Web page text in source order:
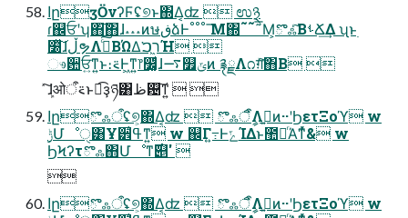
اըӡӦνʔϜʢ୭ͱ΍Δ͔ʣ  ಉ྅
ɾ஌ਓʹʮ΋͠΋ɺ˔˔˔ͷษڧձͰ˚˚˚ ͞Μ΍˜˜˜͞Μ͕ొஃͨ͠ΒࢀՃ͢Δ ʯͱ࣭
໰ͯ͠ɺڵຯΛࣔͨ͠ΒΏΔ͘ר͖ࠐΉ 
ෳ਺ਓ͍ͳ͍ͱ։࠵Ͱ͖ͳ͍෦෼͚ͩɺ࠷௿ݶͷ ࿑ྗΛ೧ग़ͯ͠΋Β͏ 
ܾͯ͠ɺओ࠵ऀͱಉ͡ҙཉ͸ظ଴͠ͳ͍  
اըొஃऀʢ୭͕΍Δ͔ʣ  ొஃऀީิΛࢥ͍ͷ··ʹϦετΞοϓ w
ϦϞʔτొஃ΋Մೳͳ࣌୅' 

اըొஃऀʢ୭͕΍Δ͔ʣ  ొஃऀީิΛࢥ͍ͷ··ʹϦετΞοϓ w